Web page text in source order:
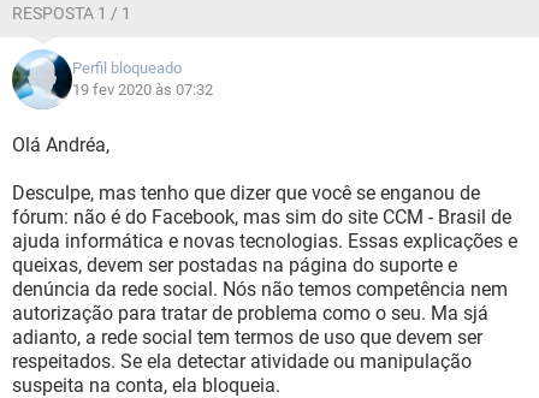
RESPOSTA 1 / 1
Perfil bloqueado
19 fev 2020 às 07:32
Olá Andréa,
Desculpe, mas tenho que dizer que você se enganou de
fórum: não é do Facebook, mas sim do site CCM - Brasil de
ajuda informática e novas tecnologias. Essas explicações e
queixas, devem ser postadas na página do suporte e
denúncia da rede social. Nós não temos competência nem
autorização para tratar de problema como o seu. Ma sjá
adianto, a rede social tem termos de uso que devem ser
respeitados. Se ela detectar atividade ou manipulação
suspeita na conta, ela bloqueia.